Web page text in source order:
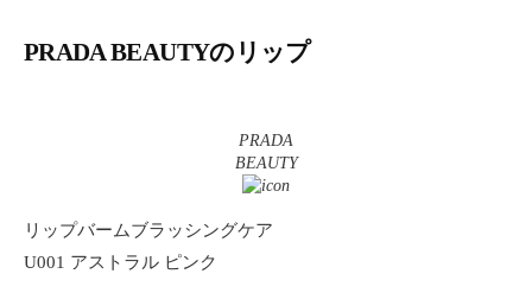
PRADA BEAUTYのリップ
PRADA
BEAUTY
リップバームブラッシングケア
U001 アストラル ピンク